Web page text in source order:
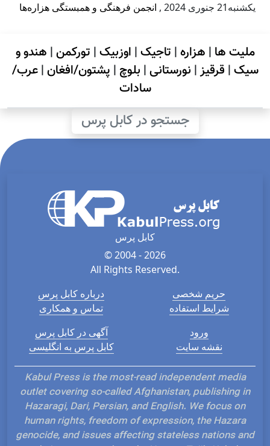
يكشنبه21 جنوری 2024 , انجمن فرهنگی و همبستگی هزاره‌ها
ملیت ها | هزاره| تاجیک| اوزبیک| تورکمن| هندو و
سیک| قرقیز| نورستانی| بلوچ | پشتون/افغان|عرب/
سادات
جستجو در کابل پرس
کابل پرس
© 2004 - 2026
All Rights Reserved.
درباره کابل پرس
تماس و همکاری
حریم شخصی
شرایط استفاده
آگهی در کابل پرس
کابل پرس به انگلیسی
ورود
نقشه سایت
Kabul Press is the most-read independent media
outlet covering so-called Afghanistan, publishing in
Hazaragi, Dari, Persian, and English. We focus on
human rights, freedom of expression, the Hazara
genocide, and issues affecting stateless nations and